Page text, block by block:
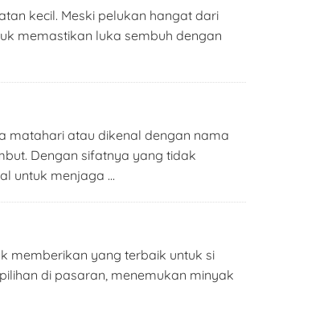
kecil. Meski pelukan hangat dari
memastikan luka sembuh dengan
matahari atau dikenal dengan nama
Dengan sifatnya yang tidak
untuk menjaga …
memberikan yang terbaik untuk si
di pasaran, menemukan minyak